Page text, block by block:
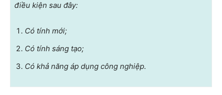
điều kiện sau đây:
Có tính mới;
Có tính sáng tạo;
Có khả năng áp dụng công nghiệp.